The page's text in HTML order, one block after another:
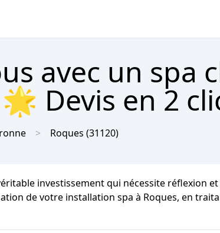
avec un spa
Devis en 2
Roques (31120)
investissement qui nécessite réflexion
de votre installation spa à Roques, en